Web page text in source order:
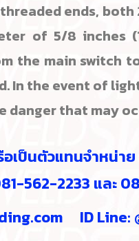
ends, both
of 5/8 inches
the main switch
In the event of
danger that may
อเป็นตัวแทนจำหน่า
562-2233 และ
ID Line: